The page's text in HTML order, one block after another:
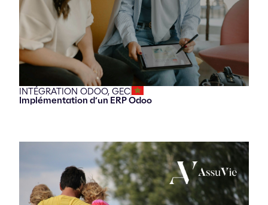
INTÉGRATION ODOO, GEC
Implémentation d’un ERP Odoo